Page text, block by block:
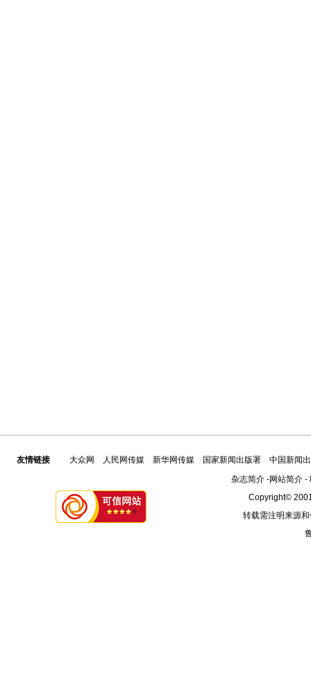
友情链接 大众网 人民网传媒 新华网传媒 国家新闻出版署
中国新闻
杂志简介-网站简介-
Copyright©
转载需注明来源